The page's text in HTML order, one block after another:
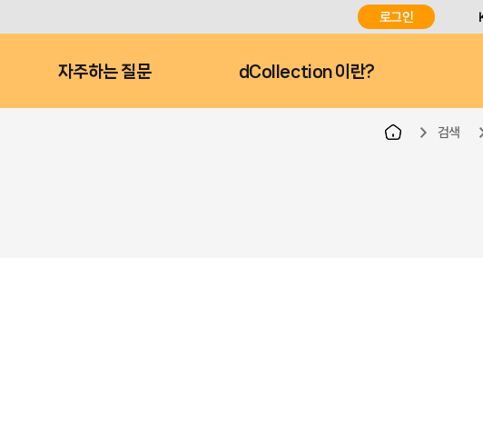
로그인
자주하는 질문 dCollection 이란?
검색